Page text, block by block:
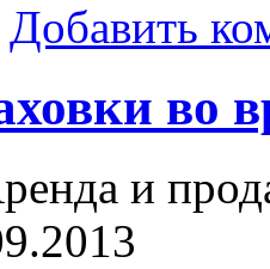
Добавить
во
и